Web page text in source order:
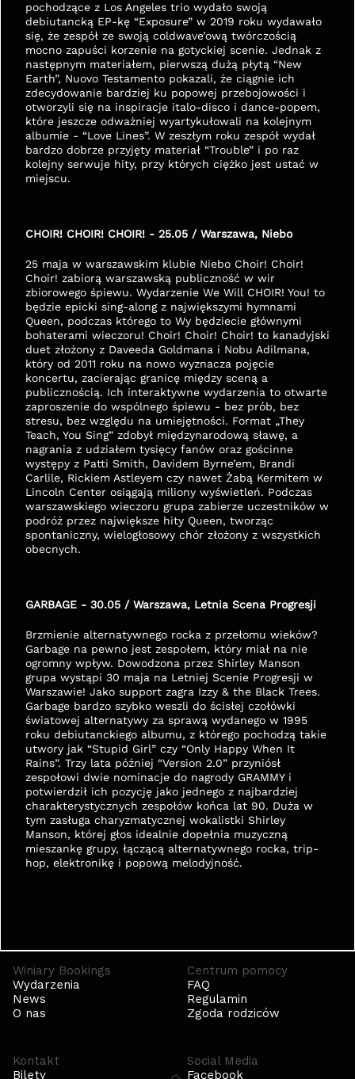
pochodzące z Los Angeles trio wydało swoją
debiutancką EP-kę “Exposure” w 2019 roku wydawało
się, że zespół ze swoją coldwave’ową twórczością
mocno zapuści korzenie na gotyckiej scenie. Jednak z
następnym materiałem, pierwszą dużą płytą “New
Earth”, Nuovo Testamento pokazali, że ciągnie ich
zdecydowanie bardziej ku popowej przebojowości i
otworzyli się na inspiracje italo-disco i dance-popem,
które jeszcze odważniej wyartykułowali na kolejnym
albumie - “Love Lines”. W zeszłym roku zespół wydał
bardzo dobrze przyjęty materiał “Trouble” i po raz
kolejny serwuje hity, przy których ciężko jest ustać w
miejscu.
CHOIR! CHOIR! CHOIR! - 25.05 / Warszawa, Niebo
25 maja w warszawskim klubie Niebo Choir! Choir!
Choir! zabiorą warszawską publiczność w wir
zbiorowego śpiewu. Wydarzenie We Will CHOIR! You! to
będzie epicki sing-along z największymi hymnami
Queen, podczas którego to Wy będziecie głównymi
bohaterami wieczoru! Choir! Choir! Choir! to kanadyjski
duet złożony z Daveeda Goldmana i Nobu Adilmana,
który od 2011 roku na nowo wyznacza pojęcie
koncertu, zacierając granicę między sceną a
publicznością. Ich interaktywne wydarzenia to otwarte
zaproszenie do wspólnego śpiewu - bez prób, bez
stresu, bez względu na umiejętności. Format „They
Teach, You Sing” zdobył międzynarodową sławę, a
nagrania z udziałem tysięcy fanów oraz gościnne
występy z Patti Smith, Davidem Byrne’em, Brandi
Carlile, Rickiem Astleyem czy nawet Żabą Kermitem w
Lincoln Center osiągają miliony wyświetleń. Podczas
warszawskiego wieczoru grupa zabierze uczestników w
podróż przez największe hity Queen, tworząc
spontaniczny, wielogłosowy chór złożony z wszystkich
obecnych.
GARBAGE - 30.05 / Warszawa, Letnia Scena Progresji
Brzmienie alternatywnego rocka z przełomu wieków?
Garbage na pewno jest zespołem, który miał na nie
ogromny wpływ. Dowodzona przez Shirley Manson
grupa wystąpi 30 maja na Letniej Scenie Progresji w
Warszawie! Jako support zagra Izzy & the Black Trees.
Garbage bardzo szybko weszli do ścisłej czołówki
światowej alternatywy za sprawą wydanego w 1995
roku debiutanckiego albumu, z którego pochodzą takie
utwory jak “Stupid Girl” czy “Only Happy When It
Rains”. Trzy lata później “Version 2.0” przyniósł
zespołowi dwie nominacje do nagrody GRAMMY i
potwierdził ich pozycję jako jednego z najbardziej
charakterystycznych zespołów końca lat 90. Duża w
tym zasługa charyzmatycznej wokalistki Shirley
Manson, której głos idealnie dopełnia muzyczną
mieszankę grupy, łączącą alternatywnego rocka, trip-
hop, elektronikę i popową melodyjność.
Winiary Bookings
Wydarzenia
News
O nas
Centrum pomocy
FAQ
Regulamin
Zgoda rodziców
Kontakt
Bilety
Social Media
Facebook